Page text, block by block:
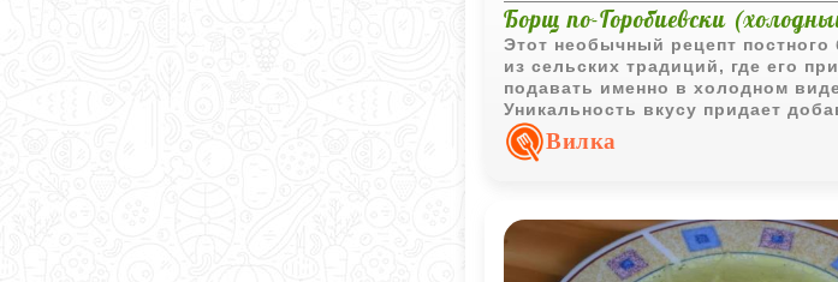
Борщ по-Горобиевски
Этот необычный рецепт
из сельских традиций, где его
подавать именно в холодном
Уникальность вкусу придает
кильки в томате, которая делает
наваристым и оригинальным,
Вилка